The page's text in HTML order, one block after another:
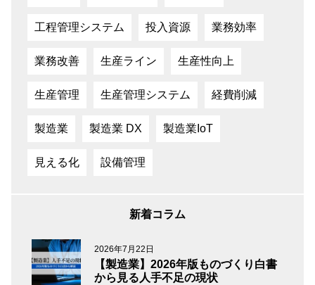
工程管理システム 投入資源 業務効率
業務改善 生産ライン 生産性向上
生産管理 生産管理システム 経費削減
製造業 製造業 DX 製造業IoT
見える化 設備管理
新着コラム
2026年7月22日
【製造業】2026年版ものづくり白書
から見る人手不足の現状